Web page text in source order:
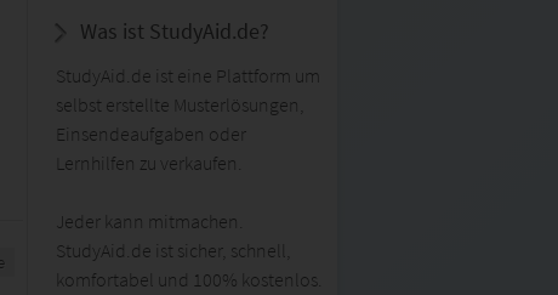
Was ist StudyAid.de?
StudyAid.de ist eine Plattform um
selbst erstellte Musterlösungen,
Einsendeaufgaben oder
Lernhilfen zu verkaufen.
Jeder kann mitmachen.
StudyAid.de ist sicher, schnell,
komfortabel und 100% kostenlos.